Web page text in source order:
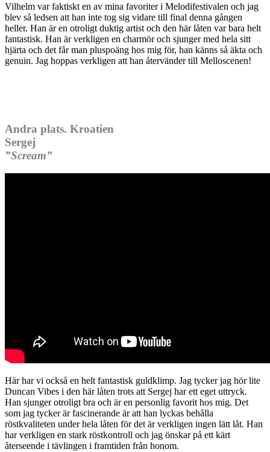
Vilhelm var faktiskt en av mina favoriter i Melodifestivalen och jag
blev så ledsen att han inte tog sig vidare till final denna gången
heller. Han är en otroligt duktig artist och den här låten var bara helt
fantastisk. Han är verkligen en charmör och sjunger med hela sitt
hjärta och det får man pluspoäng hos mig för, han känns så äkta och
genuin. Jag hoppas verkligen att han återvänder till Melloscenen!
Andra plats. Kroatien
Sergej
”Scream”
Här har vi också en helt fantastisk guldklimp. Jag tycker jag hör lite
Duncan Vibes i den här låten trots att Sergej har ett eget uttryck.
Han sjunger otroligt bra och är en personlig favorit hos mig. Det
som jag tycker är fascinerande är att han lyckas behålla
röstkvaliteten under hela låten för det är verkligen ingen lätt låt. Han
har verkligen en stark röstkontroll och jag önskar på ett kärt
återseende i tävlingen i framtiden från honom.